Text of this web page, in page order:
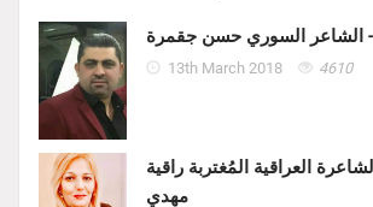
- الشاعر السوري حسن جقمرة
13th March 2018 4610
العراقية المُغتربة راقية
مهدي